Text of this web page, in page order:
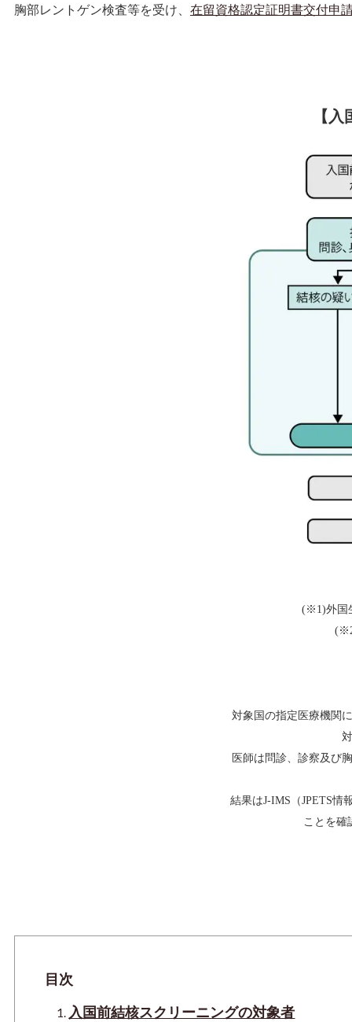
胸部レントゲン検査等を受け、 在留資格認定証明書交付申
【
(※1)外国
対象国の指定医療機関
医師は問診、診察及び
結果はJ-IMS（JPETS情
ことを確
目次
入国前結核スクリーニングの対象者